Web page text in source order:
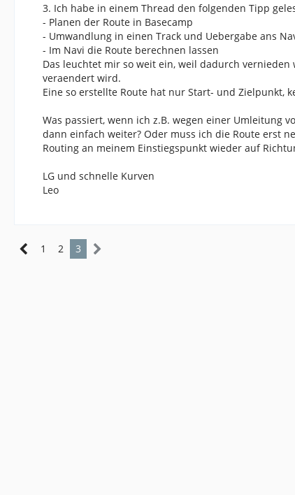
3. Ich habe in einem Thread den folgenden Tipp
- Planen der Route in Basecamp
- Umwandlung in einen Track und Uebergabe ans
- Im Navi die Route berechnen lassen
Das leuchtet mir so weit ein, weil dadurch
veraendert wird.
Eine so erstellte Route hat nur Start- und Zielpunkt,
Was passiert, wenn ich z.B. wegen einer Umleitung
dann einfach weiter? Oder muss ich die Route erst
Routing an meinem Einstiegspunkt wieder auf
LG und schnelle Kurven
Leo
1 2 3